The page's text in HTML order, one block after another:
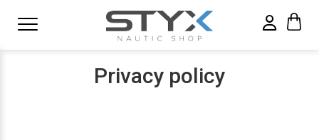
Privacy policy